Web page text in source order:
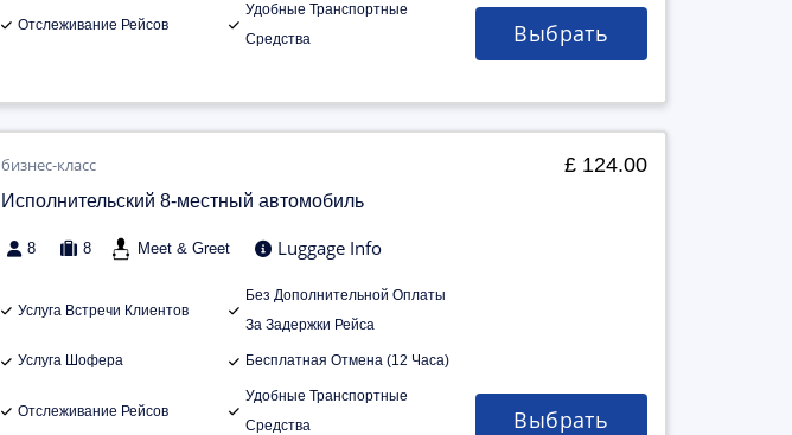
Отслеживание Рейсов
Удобные Транспортные
Средства
Выбрать
бизнес-класс
Исполнительский 8-местный автомобиль
8 8 Meet & Greet Luggage Info
Услуга Встречи Клиентов
Без Дополнительной Оплаты
За Задержки Рейса
Услуга Шофера Бесплатная Отмена (12 Часа)
Отслеживание Рейсов
Удобные Транспортные
Средства
£ 124.00
Выбрать